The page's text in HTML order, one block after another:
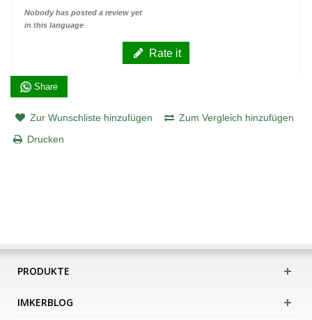
Nobody has posted a review yet
in this language
Rate it
Share
Zur Wunschliste hinzufügen
Zum Vergleich hinzufügen
Drucken
PRODUKTE
IMKERBLOG